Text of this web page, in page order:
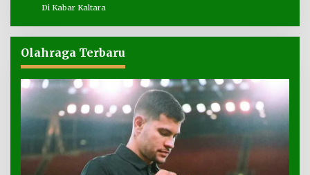
Di Kabar Kaltara
Olahraga Terbaru